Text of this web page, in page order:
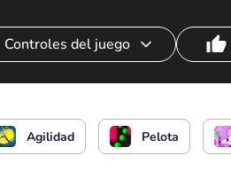
Controles del juego
Elige la dirección y la fuerza del
Agilidad Pelota